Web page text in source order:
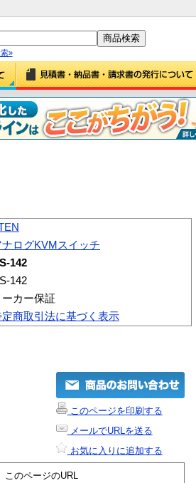
»
ナログKVMスイッチ
142
142
ーカー保証
定商取引法に基づく表示
このページを印刷する
メールでURLを送る
お気に入りに追加する
このページのURL